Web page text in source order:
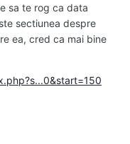
sa te rog ca data
sectiunea despre
ea, cred ca mai bine